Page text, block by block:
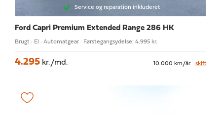
Service og reparation inkluderet
Ford Capri Premium Extended Range 286 HK
Brugt · El · Automatgear · Førstegangsydelse: 4.995 kr.
4.295 kr./md. 10.000 km/år skift